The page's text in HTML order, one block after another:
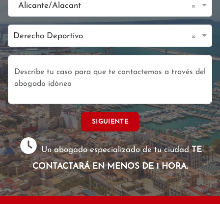
Alicante/Alacant ×
Derecho Deportivo ×
SIGUIENTE
Un abogado especializado de tu ciudadTE
CONTACTARÁ EN MENOS DE 1 HORA.